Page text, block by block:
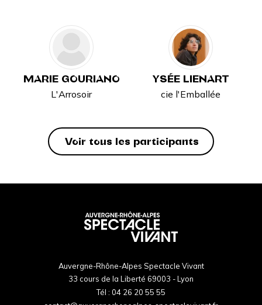
MARIE GOURIANO
L'Arrosoir
YSÉE LIENART
cie l'Emballée
Voir tous les participants
Auvergne-Rhône-Alpes Spectacle Vivant
33 cours de la Liberté 69003 - Lyon
Tél : 04 26 20 55 55